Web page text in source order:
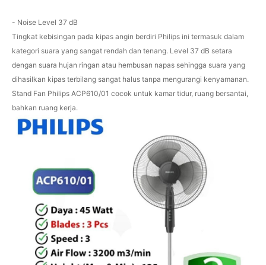
- Noise Level 37 dB
Tingkat kebisingan pada kipas angin berdiri Philips ini termasuk dalam
kategori suara yang sangat rendah dan tenang. Level 37 dB setara
dengan suara hujan ringan atau hembusan napas sehingga suara yang
dihasilkan kipas terbilang sangat halus tanpa mengurangi kenyamanan.
Stand Fan Philips ACP610/01 cocok untuk kamar tidur, ruang bersantai,
bahkan ruang kerja.